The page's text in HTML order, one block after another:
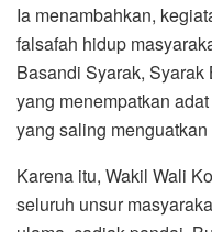
Ia menambahkan,
falsafah hidup
Basandi Syarak,
yang menempatkan
yang saling
Karena itu, Wakil Wali
seluruh unsur